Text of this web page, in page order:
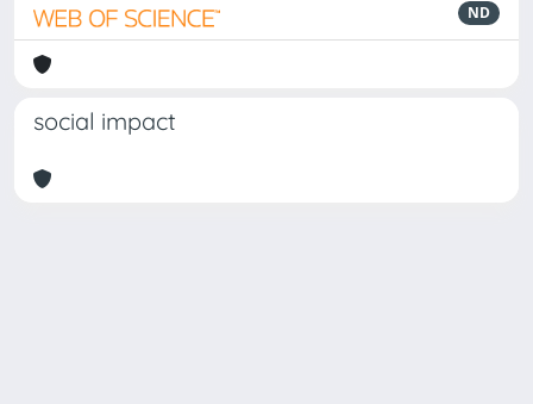
ND
social impact